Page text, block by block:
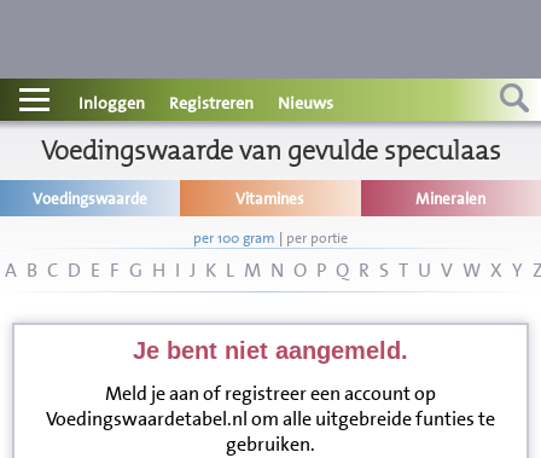
Contact
Informatie
Disclaimer
Inloggen Registreren Nieuws
Voedingswaarde van gevulde speculaas
Voedingswaarde Vitamines Mineralen
per 100 gram | per portie
A B C D E F G H I J K L M N O P Q R S T U V W X Y
Je bent niet aangemeld.
Meld je aan of registreer een account op
Voedingswaardetabel.nl om alle uitgebreide funties te
gebruiken.